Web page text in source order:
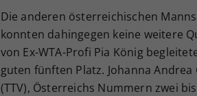
Die anderen österreichischen
konnten dahingegen keine weitere
von Ex-WTA-Profi Pia König
guten fünften Platz. Johanna Andrea
(TTV), Österreichs Nummern zwei